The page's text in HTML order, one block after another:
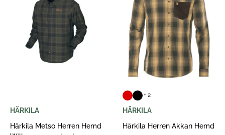
HÄRKILA
Härkila Metso Herren Hemd
+ 2
HÄRKILA
Härkila Herren Akkan Hemd